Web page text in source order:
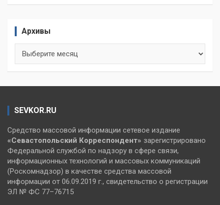
Архивы
SEVKOR.RU
Средство массовой информации сетевое издание
«Севастопольский Корреспондент» зарегистрировано
Федеральной службой по надзору в сфере связи,
информационных технологий и массовых коммуникаций
(Роскомнадзор) в качестве средства массовой
информации от 06.09.2019 г., свидетельство о регистрации
ЭЛ № ФС 77–76715